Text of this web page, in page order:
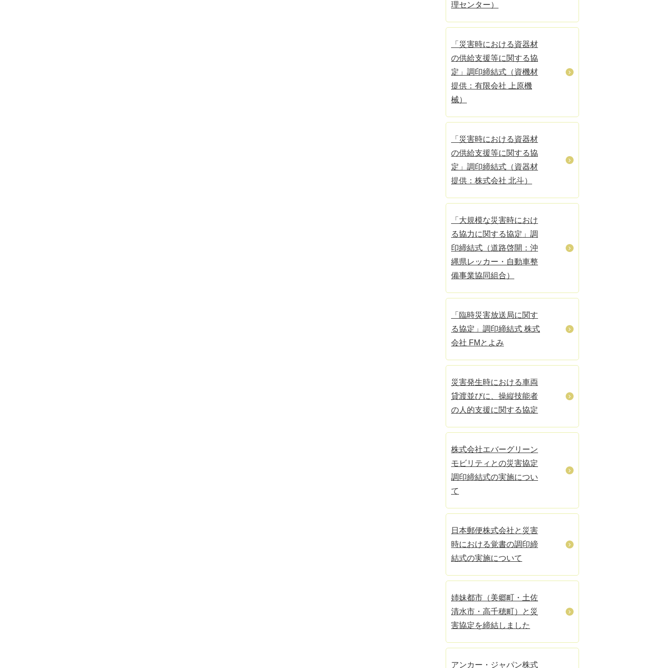
理センター）
「災害時における資器材
の供給支援等に関する協
定」調印締結式（資機材
提供：有限会社 上原機
械）
「災害時における資器材
の供給支援等に関する協
定」調印締結式（資器材
提供：株式会社 北斗）
「大規模な災害時におけ
る協力に関する協定」調
印締結式（道路啓開：沖
縄県レッカー・自動車整
備事業協同組合）
「臨時災害放送局に関す
る協定」調印締結式 株式
会社 FMとよみ
災害発生時における車両
貸渡並びに、操縦技能者
の人的支援に関する協定
株式会社エバーグリーン
モビリティとの災害協定
調印締結式の実施につい
て
日本郵便株式会社と災害
時における覚書の調印締
結式の実施について
姉妹都市（美郷町・土佐
清水市・高千穂町）と災
害協定を締結しました
アンカー・ジャパン株式